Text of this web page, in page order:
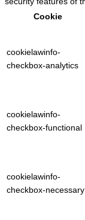
Cookie
cookielawinfo-
checkbox-analytics
cookielawinfo-
checkbox-functional
cookielawinfo-
checkbox-necessary